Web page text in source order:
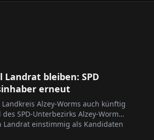
Landrat bleiben: SPD
erneut
Alzey-Worms auch künftig
SPD-Unterbezirks Alzey-Worms
Landrat einstimmig als Kandidaten